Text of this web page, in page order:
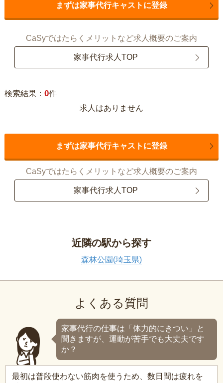
まずは家事代行キャストに登録
CaSyではたらくメリットなど求人概要のご案内
家事代行求人TOP
検索結果： 0件
求人はありません
まずは家事代行キャストに登録
CaSyではたらくメリットなど求人概要のご案内
家事代行求人TOP
近隣の駅から探す
森林公園(埼玉県)
よくある質問
家事代行の仕事は「体力的にきつい」と
聞きますが、運動が苦手でも大丈夫です
か？
最初は普段使わない筋肉を使うため、数日間は疲れを